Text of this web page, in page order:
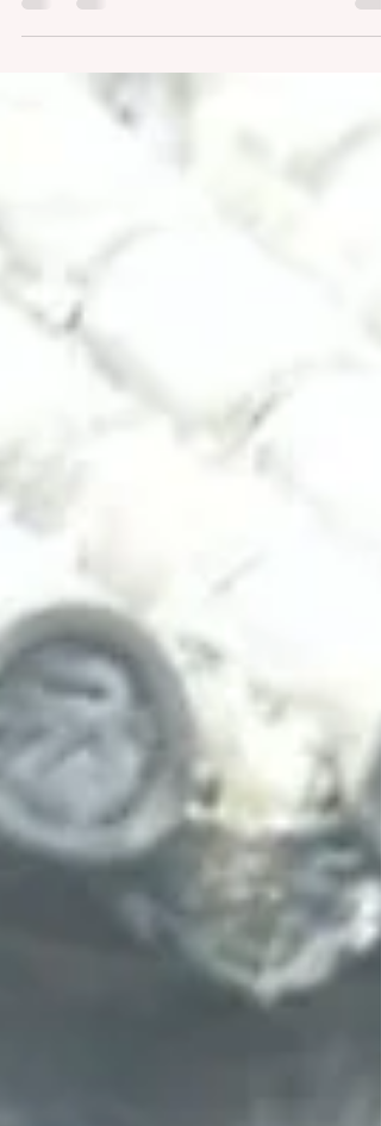
foi quando me dispus a...